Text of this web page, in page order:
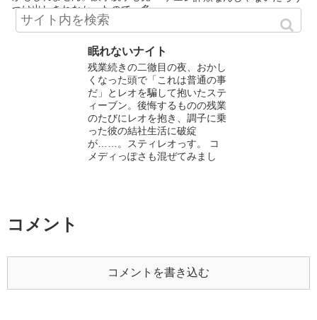
つけ出しきれなかったので、多
分たくさんあり...
かと思いつ...
眠れないナイト
残業続きの二徹目の夜、おかし
くなった頭で「これは普通の事
だ」とレオを騙して抱いたステ
ィーブン。後悔するものの残業
のたびにレオを抱き、調子に乗
った彼の結社生活に破綻
が……。スティレオっす。 コ
メディっぽさも混ぜてみまし
コメント
コメントを書き込む